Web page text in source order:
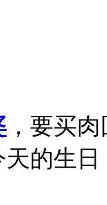
，要买肉
生日